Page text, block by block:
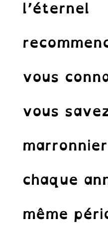
l’éternel
vous
vous
chaque
même